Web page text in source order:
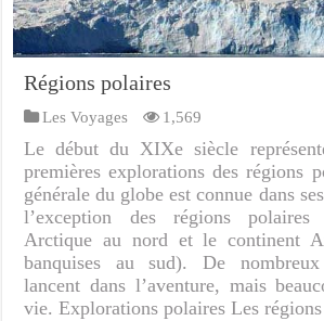
Régions polaires
Les Voyages 1,569
Le début du XIXe siècle
premières explorations des régions
générale du globe est connue dans
l’exception des régions polaires
Arctique au nord et le continent
banquises au sud). De
lancent dans l’aventure, mais
vie. Explorations polaires Les